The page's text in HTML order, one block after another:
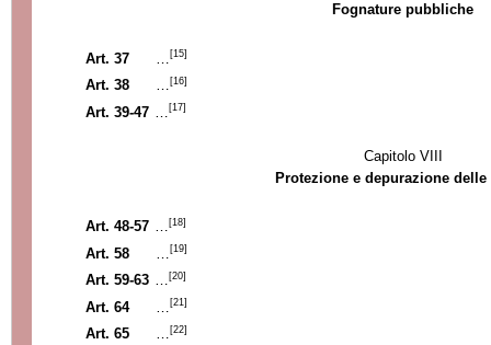
Fognature pubbliche
Art. 37 [15]
Art. 38 … [16]
Art. 39-47 [17]
Capitolo VIII
Protezione e depurazione delle
Art. 48-57 … [18]
Art. 58 [19]
Art. 59-63 … [20]
Art. 64 [21]
Art. 65 [22]